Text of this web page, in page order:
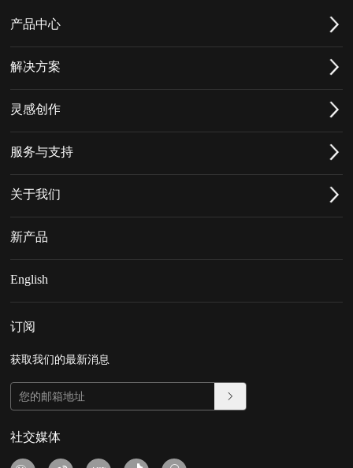
产品中心
解决方案
灵感创作
服务与支持
关于我们
新产品
English
订阅
获取我们的最新消息
社交媒体